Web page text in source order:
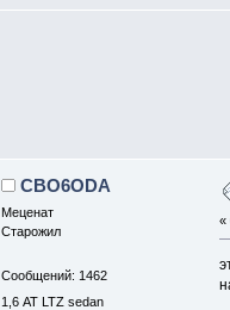
CBO6ODA
Меценат
Старожил
Сообщений: 1462
1,6 АТ LTZ sedan
«